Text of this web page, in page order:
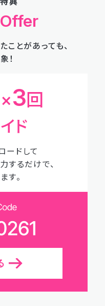
典
ことがあっても、
！
3回
ド
ードして
するだけで、
す。